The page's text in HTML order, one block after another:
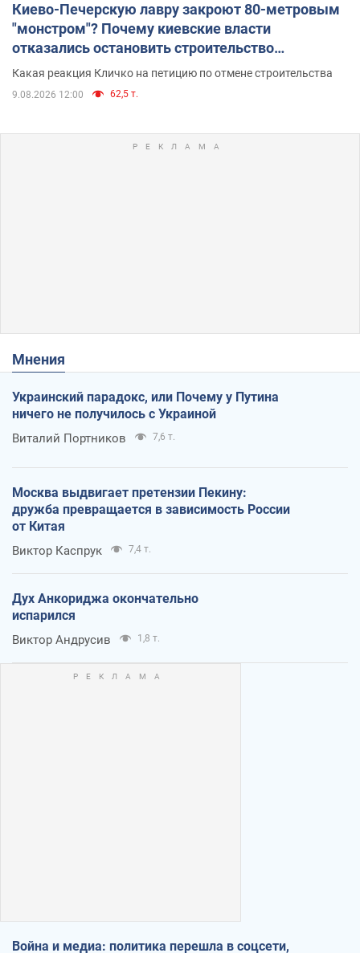
Киево-Печерскую лавру закроют 80-метровым
"монстром"? Почему киевские власти
отказались остановить строительство
небоскреба "московского верующего"
Какая реакция Кличко на петицию по отмене строительства
9.08.2026 12:00 62,5 т.
Мнения
Украинский парадокс, или Почему у Путина
ничего не получилось с Украиной
Виталий Портников 7,6 т.
Москва выдвигает претензии Пекину:
дружба превращается в зависимость России
от Китая
Виктор Каспрук 7,4 т.
Дух Анкориджа окончательно
испарился
Виктор Андрусив 1,8 т.
Война и медиа: политика перешла в соцсети,